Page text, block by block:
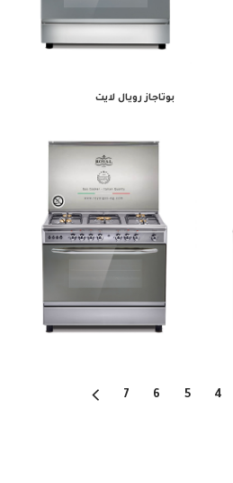
بوتاجاز رويال لايت
4
5
6
7